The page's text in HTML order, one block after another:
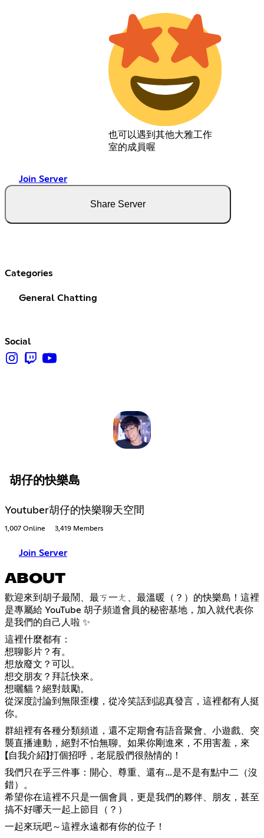
也可以遇到其他大雅工作
室的成員喔
Join Server
Share Server
Categories
General Chatting
Social
胡仔的快樂島
Youtuber胡仔的快樂聊天空間
1,007 Online 3,419 Members
Join Server
ABOUT
歡迎來到胡子最鬧、最ㄎ一ㄤ、最溫暖（？）的快樂島！這裡
是專屬給 YouTube 胡子頻道會員的秘密基地，加入就代表你
是我們的自己人啦 ✨
這裡什麼都有：
想聊影片？有。
想放廢文？可以。
想交朋友？拜託快來。
想曬貓？絕對鼓勵。
從深度討論到無限歪樓，從冷笑話到認真發言，這裡都有人挺
你。
群組裡有各種分類頻道，還不定期會有語音聚會、小遊戲、突
襲直播連動，絕對不怕無聊。如果你剛進來，不用害羞，來
【自我介紹】打個招呼，老屁股們很熱情的！
我們只在乎三件事：開心、尊重、還有…是不是有點中二（沒
錯）。
希望你在這裡不只是一個會員，更是我們的夥伴、朋友，甚至
搞不好哪天一起上節目（？）
一起來玩吧～這裡永遠都有你的位子！